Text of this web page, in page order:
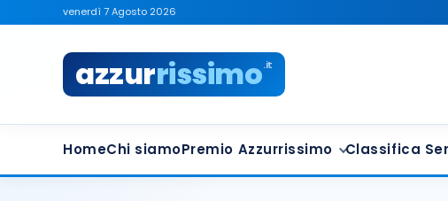
venerdì 7 Agosto 2026
azzurrissimo.it
HomeChi siamoPremio Azzurrissimo Classifica